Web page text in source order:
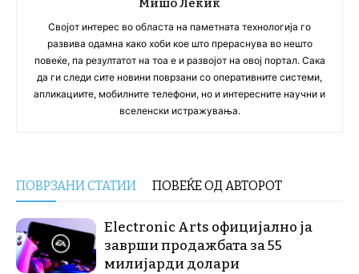
Мишо Лекиќ
Својот интерес во областа на паметната технологија го
развива одамна како хоби кое што прераснува во нешто
повеќе, па резултатот на тоа е и развојот на овој портал. Сака
да ги следи сите новини поврзани со оперативните системи,
апликациите, мобилните телефони, но и интересните научни и
вселенски истражувања.
ПОВРЗАНИ СТАТИИ ПОВЕЌЕ ОД АВТОРОТ
Electronic Arts официјално ја
заврши продажбата за 55
милијарди долари